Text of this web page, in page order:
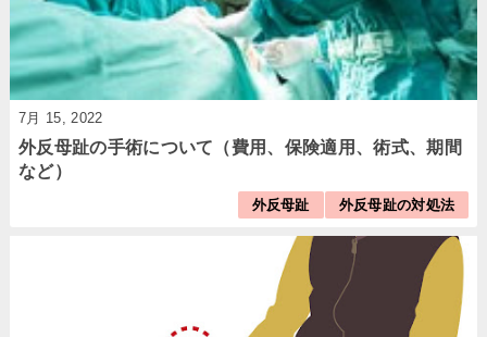
7月 15, 2022
外反母趾の手術について（費用、保険適用、術式、期間
など）
外反母趾 外反母趾の対処法